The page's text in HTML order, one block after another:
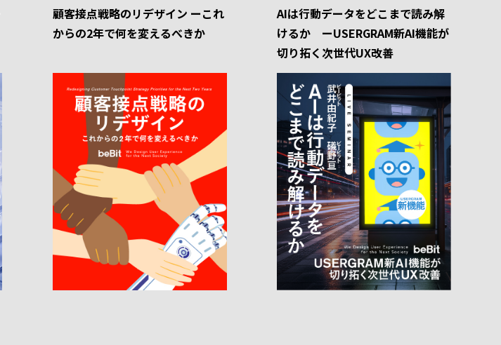
顧客接点戦略のリデザイン ーこれ
からの2年で何を変えるべきか
AIは行動データをどこまで読み解
けるか ーUSERGRAM新AI機能が
切り拓く次世代UX改善